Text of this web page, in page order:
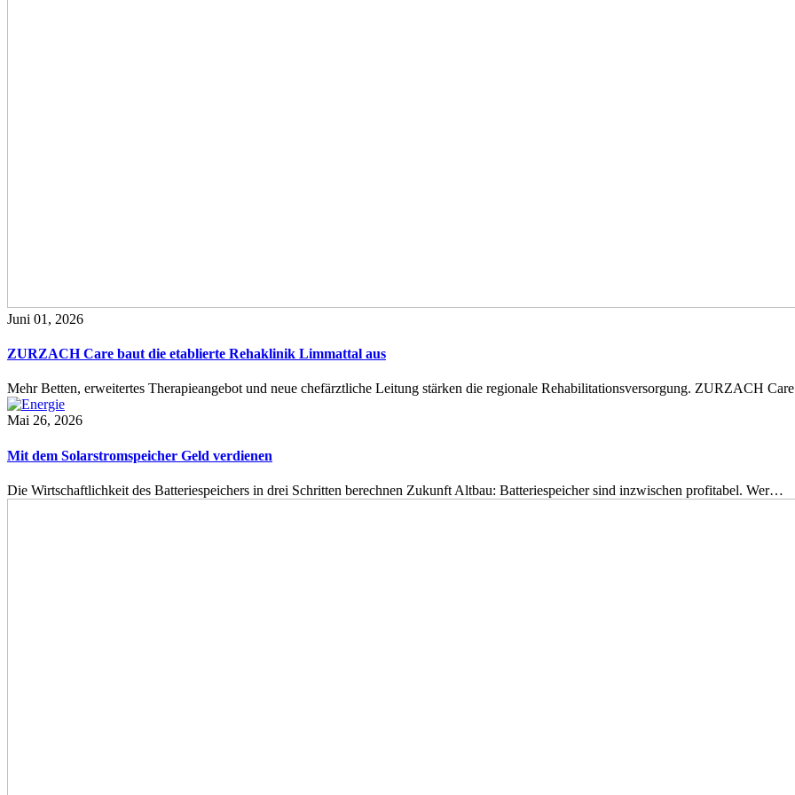
Juni 01, 2026
ZURZACH Care baut die etablierte Rehaklinik Limmattal aus
Mehr Betten, erweitertes Therapieangebot und neue chefärztliche Leitung stärken die regionale Rehabilitationsversorgung. ZURZACH
Mai 26, 2026
Mit dem Solarstromspeicher Geld verdienen
Die Wirtschaftlichkeit des Batteriespeichers in drei Schritten berechnen Zukunft Altbau: Batteriespeicher sind inzwischen profitabel. Wer…